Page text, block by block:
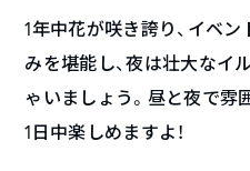
1年中花が咲き誇り、イベ
みを堪能し、夜は壮大なイ
ゃいましょう。昼と夜で雰
1日中楽しめますよ！